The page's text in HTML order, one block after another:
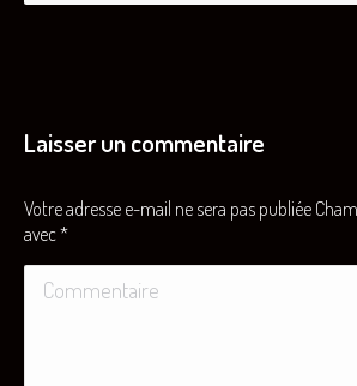
Laisser un commentaire
Votre adresse e-mail ne sera pas publiée
avec*
Commentaire